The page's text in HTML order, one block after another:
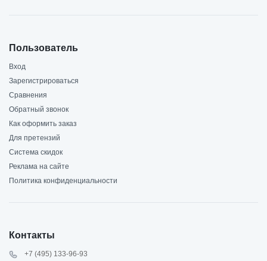
Пользователь
Вход
Зарегистрироваться
Сравнения
Обратный звонок
Как оформить заказ
Для претензий
Система скидок
Реклама на сайте
Политика конфиденциальности
Контакты
+7 (495) 133-96-93